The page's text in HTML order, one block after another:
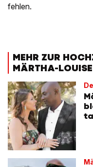
fehlen.
MEHR ZUR
MÄRTHA-
VERRETT